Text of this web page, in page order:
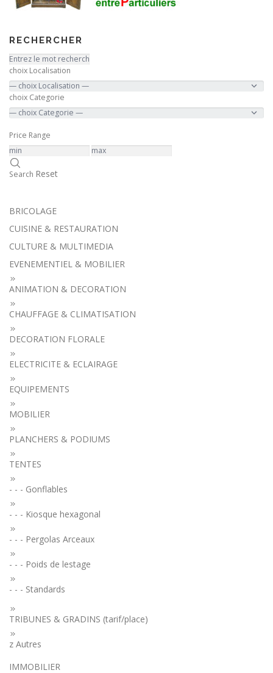
RECHERCHER
choix Localisation
choix Categorie
Price Range
Search Reset
BRICOLAGE
CUISINE & RESTAURATION
CULTURE & MULTIMEDIA
EVENEMENTIEL & MOBILIER
ANIMATION & DECORATION
CHAUFFAGE & CLIMATISATION
DECORATION FLORALE
ELECTRICITE & ECLAIRAGE
EQUIPEMENTS
MOBILIER
PLANCHERS & PODIUMS
TENTES
- - - Gonflables
- - - Kiosque hexagonal
- - - Pergolas Arceaux
- - - Poids de lestage
- - - Standards
TRIBUNES & GRADINS (tarif/place)
z Autres
IMMOBILIER